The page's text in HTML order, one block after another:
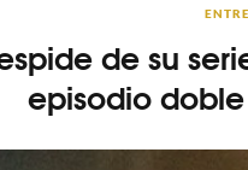
de su
episodio